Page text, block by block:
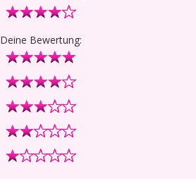
Deine Bewertung: